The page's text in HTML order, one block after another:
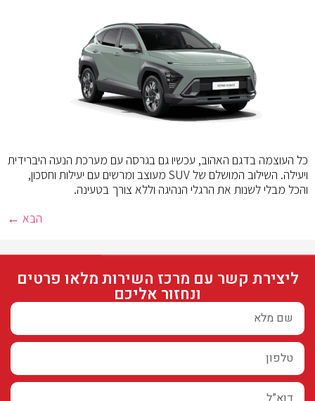
כל העוצמה בדגם האהוב, עכשיו גם בגרסה עם מערכת הנעה היברידית
ויעילה. השילוב המושלם של SUV מעוצב ומרשים עם יעילות וחסכון,
והכל מבלי לשנות את הרגלי הנהיגה וללא צורך בטעינה.
הבא ←
ליצירת קשר עם מרכז השירות מלאו פרטים
ונחזור אליכם